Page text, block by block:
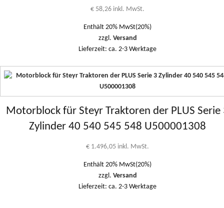
€ 58,26 inkl. MwSt.
Enthält 20% MwSt(20%)
zzgl. Versand
Lieferzeit: ca. 2-3 Werktage
Motorblock für Steyr Traktoren der PLUS Serie
Zylinder 40 540 545 548 U500001308
€ 1.496,05 inkl. MwSt.
Enthält 20% MwSt(20%)
zzgl. Versand
Lieferzeit: ca. 2-3 Werktage